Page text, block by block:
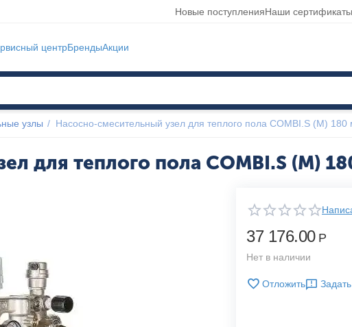
Новые поступленияНаши сертификаты
центрБрендыАкции
узлы / Насосно-смесительный узел для теплого пола COMBI.S (М) 180
для теплого пола COMBI.S (М)
37 176.00 Р
Нет в наличии
Отложить